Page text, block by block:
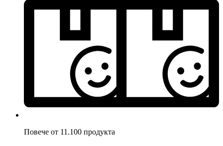
Повече от 11.100 продукта